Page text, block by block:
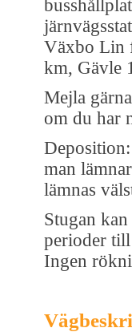
Växbo Lin
km, Gävle
Mejla
om du har
man
lämnas
Stugan
perioder
Ingen